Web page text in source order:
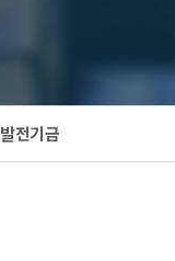
발전기금